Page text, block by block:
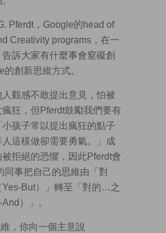
Pferdt，Google的head of
Creativity programs，在一
訴大家有什麼事會窒礙創
創新思維方式。
人觀感不敢提出意見，怕被
瘋狂，但Pferdt鼓勵我們要有
孩子常以提出瘋狂的點子
這樣做卻需要勇氣。」成
拒絕的恐懼，因此Pferdt會
同事把自己的思維由「對
But）」轉至「對的…之
）」。
，你向一個主意說